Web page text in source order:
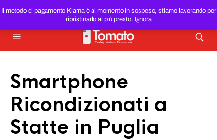
Il metodo di pagamento Klarna è al momento in sospeso, stiamo lavorando per
ripristinarlo al più presto. Ignora
SMARTPHONE E TABLET RICONDIZIONATIAL MIGLIOR
PREZZO DEL WEB!
Smartphone
Ricondizionati a
Statte in Puglia